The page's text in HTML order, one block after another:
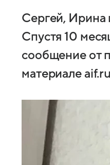
Сергей, Ирина
Спустя 10
сообщение от
материале